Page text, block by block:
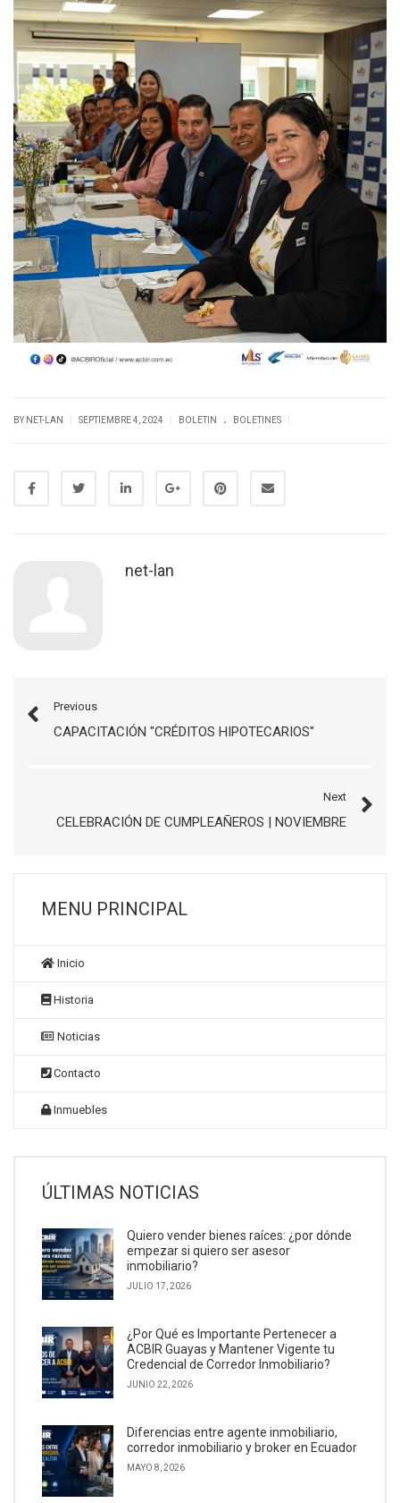
BY NET-LAN SEPTIEMBRE 4, 2024 BOLETIN . BOLETINES
net-lan
Previous
CAPACITACIÓN "CRÉDITOS HIPOTECARIOS"
Next
CELEBRACIÓN DE CUMPLEAÑEROS | NOVIEMBRE
MENU PRINCIPAL
Inicio
Historia
Noticias
Contacto
Inmuebles
ÚLTIMAS NOTICIAS
Quiero vender bienes raíces: ¿por dónde
empezar si quiero ser asesor
inmobiliario?
JULIO 17, 2026
¿Por Qué es Importante Pertenecer a
ACBIR Guayas y Mantener Vigente tu
Credencial de Corredor Inmobiliario?
JUNIO 22, 2026
Diferencias entre agente inmobiliario,
corredor inmobiliario y broker en Ecuador
MAYO 8, 2026